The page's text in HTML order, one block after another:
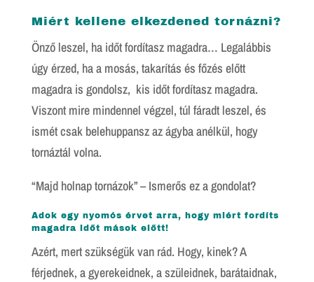
Miért kellene elkezdened tornázni?
Önző leszel, ha időt fordítasz magadra… Legalábbis
úgy érzed, ha a mosás, takarítás és főzés előtt
magadra is gondolsz, kis időt fordítasz magadra.
Viszont mire mindennel végzel, túl fáradt leszel, és
ismét csak belehuppansz az ágyba anélkül, hogy
tornáztál volna.
“Majd holnap tornázok” – Ismerős ez a gondolat?
Adok egy nyomós érvet arra, hogy miért fordíts
magadra időt mások előtt!
Azért, mert szükségük van rád. Hogy, kinek? A
férjednek, a gyerekeidnek, a szüleidnek, barátaidnak,